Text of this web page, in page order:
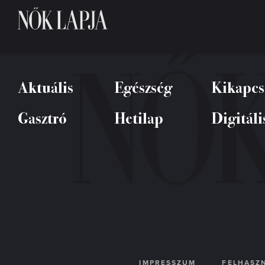
Aktuális Egészség
Kikapcs
Gasztró
Hetilap
IMPRESSZUM